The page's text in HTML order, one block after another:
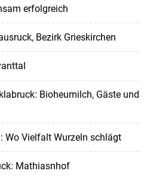
erfolgreich
Bezirk Grieskirchen
Bioheumilch, Gäste und
Wo Vielfalt Wurzeln schlägt
Mathiasnhof